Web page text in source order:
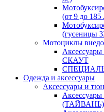
(от 9 до 185
(гусеницы
Мотоциклы
СКАУТ
Одежда и аксессуары
Аксессуары и
(ТАЙВАНЬ)